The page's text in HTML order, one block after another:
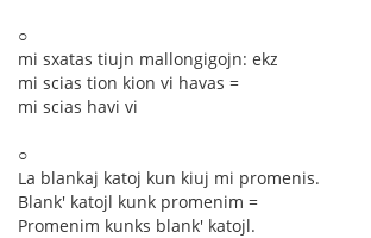
○
mi sxatas tiujn mallongigojn: ekz
mi scias tion kion vi havas =
mi scias havi vi
○
La blankaj katoj kun kiuj mi promenis.
Blank' katojl kunk promenim =
Promenim kunks blank' katojl.